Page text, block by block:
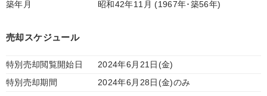
築年月
昭和42年11月 (1967年･築56年)
売却スケジュール
特別売却閲覧開始日
2024年6月21日(金)
特別売却期間
2024年6月28日(金)のみ